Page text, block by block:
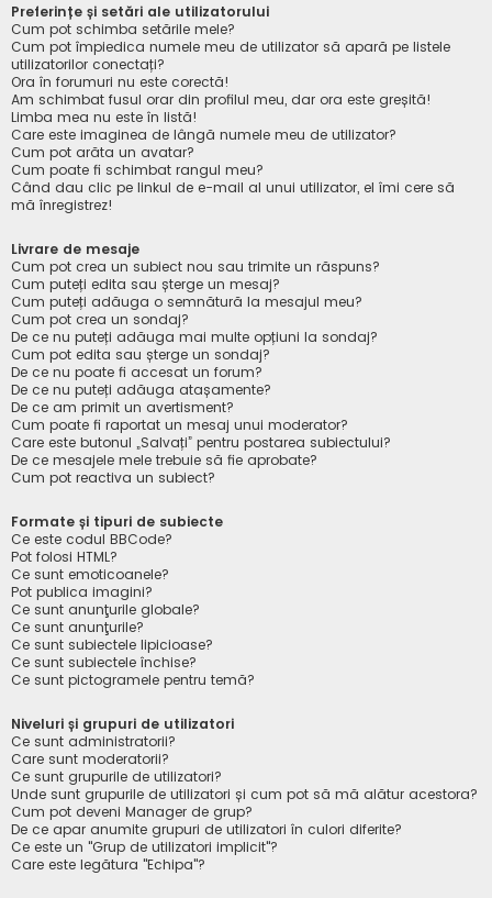
Preferințe și setări ale utilizatorului
Cum pot schimba setările mele?
Cum pot împiedica numele meu de utilizator să apară pe listele
utilizatorilor conectați?
Ora în forumuri nu este corectă!
Am schimbat fusul orar din profilul meu, dar ora este greșită!
Limba mea nu este în listă!
Care este imaginea de lângă numele meu de utilizator?
Cum pot arăta un avatar?
Cum poate fi schimbat rangul meu?
Când dau clic pe linkul de e-mail al unui utilizator, el îmi cere să
mă înregistrez!
Livrare de mesaje
Cum pot crea un subiect nou sau trimite un răspuns?
Cum puteți edita sau șterge un mesaj?
Cum puteți adăuga o semnătură la mesajul meu?
Cum pot crea un sondaj?
De ce nu puteți adăuga mai multe opțiuni la sondaj?
Cum pot edita sau șterge un sondaj?
De ce nu poate fi accesat un forum?
De ce nu puteți adăuga atașamente?
De ce am primit un avertisment?
Cum poate fi raportat un mesaj unui moderator?
Care este butonul „Salvați” pentru postarea subiectului?
De ce mesajele mele trebuie să fie aprobate?
Cum pot reactiva un subiect?
Formate și tipuri de subiecte
Ce este codul BBCode?
Pot folosi HTML?
Ce sunt emoticoanele?
Pot publica imagini?
Ce sunt anunţurile globale?
Ce sunt anunţurile?
Ce sunt subiectele lipicioase?
Ce sunt subiectele închise?
Ce sunt pictogramele pentru temă?
Niveluri și grupuri de utilizatori
Ce sunt administratorii?
Care sunt moderatorii?
Ce sunt grupurile de utilizatori?
Unde sunt grupurile de utilizatori și cum pot să mă alătur acestora?
Cum pot deveni Manager de grup?
De ce apar anumite grupuri de utilizatori în culori diferite?
Ce este un "Grup de utilizatori implicit"?
Care este legătura "Echipa"?